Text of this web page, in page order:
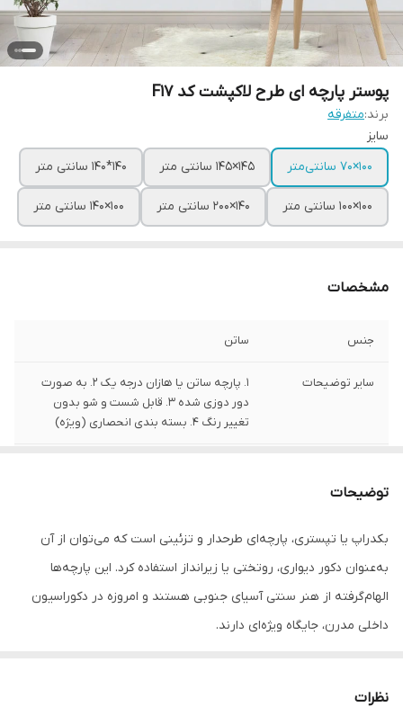
پوستر پارچه ای طرح لاکپشت کد F17
برند:متفرقه
سایز
100×70 سانتی‌متر
145×145 سانتی متر 140*140 سانتی متر
100×100 سانتی متر 140×200 سانتی متر 100×140 سانتی متر
مشخصات
جنس ساتن
سایر توضیحات
1. پارچه ساتن یا هازان درجه یک 2. به صورت
دور دوزی شده 3. قابل شست و شو بدون
تغییر رنگ 4. بسته بندی انحصاری (ویژه)
توضیحات
بکدراپ یا تپستری، پارچه‌ای طرحدار و تزئینی است که می‌توان از آن
به‌عنوان دکور دیواری، روتختی یا زیرانداز استفاده کرد. این پارچه‌ها
الهام‌گرفته از هنر سنتی آسیای جنوبی هستند و امروزه در دکوراسیون
داخلی مدرن، جایگاه ویژه‌ای دارند.
شست‌وشو در ماشین لباسشویی هستند، بدون نگرانی از افت کیفیت یا
نظرات